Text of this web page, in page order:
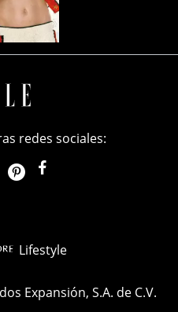
redes sociales:
elle_mexicoellemexico
Lifestyle
Expansión, S.A. de C.V.